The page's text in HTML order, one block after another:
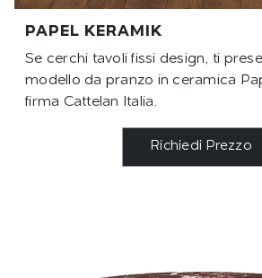
PAPEL KERAMIK
Se cerchi tavoli fissi design, ti
modello da pranzo in ceramica
firma Cattelan Italia.
Richiedi Prezzo